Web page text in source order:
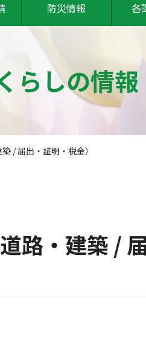
防災情報 各
らしの情報
/ 届出・証明・税金）
路・建築 /